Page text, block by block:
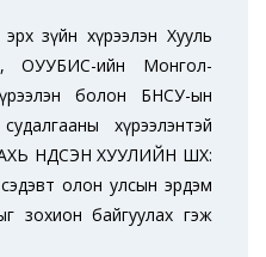
зүйн хүрээлэн Хууль
ОУУБИС-ийн Монгол-
болон БНСУ-ын
хүрээлэнтэй
ҮНДСЭН ХУУЛИЙН ШҮҮХ:
олон улсын эрдэм
зохион байгуулах гэж